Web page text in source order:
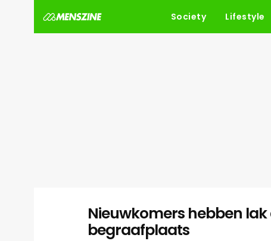
Society Lifestyle
Nieuwkomers hebben
begraafplaats